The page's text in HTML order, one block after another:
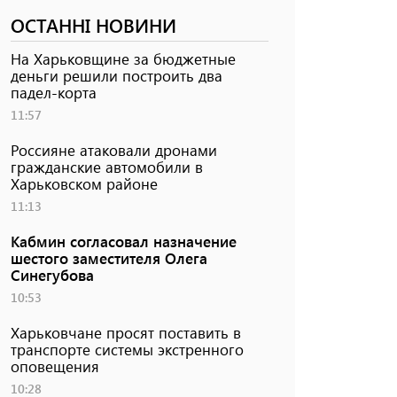
ОСТАННІ НОВИНИ
На Харьковщине за бюджетные
деньги решили построить два
падел-корта
11:57
Россияне атаковали дронами
гражданские автомобили в
Харьковском районе
11:13
Кабмин согласовал назначение
шестого заместителя Олега
Синегубова
10:53
Харьковчане просят поставить в
транспорте системы экстренного
оповещения
10:28